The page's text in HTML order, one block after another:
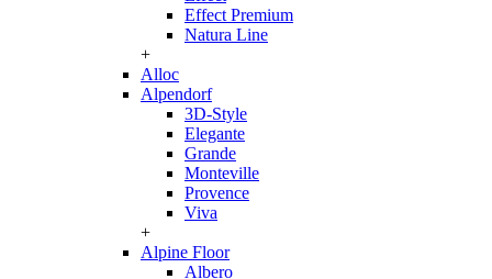
Effect Premium
Natura Line
+
Alloc
Alpendorf
3D-Style
Elegante
Grande
Monteville
Provence
Viva
+
Alpine Floor
Albero